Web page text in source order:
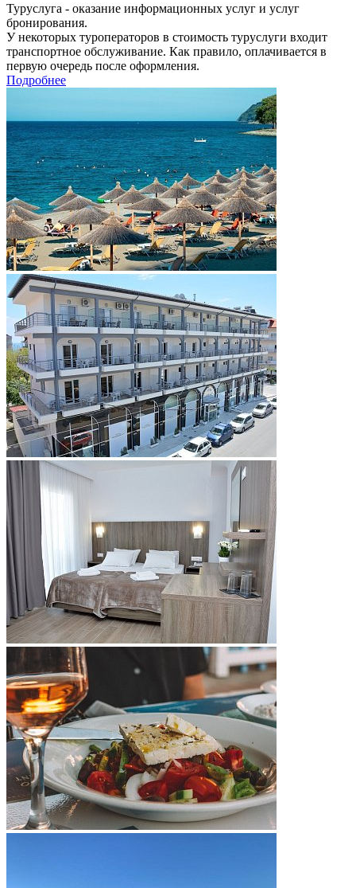
Туруслуга - оказание информационных услуг и услуг
бронирования.
У некоторых туроператоров в стоимость туруслуги входит
транспортное обслуживание. Как правило, оплачивается в
первую очередь после оформления.
Подробнее